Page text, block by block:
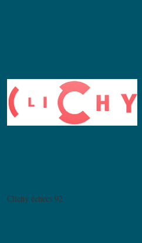
Clichy échecs 92